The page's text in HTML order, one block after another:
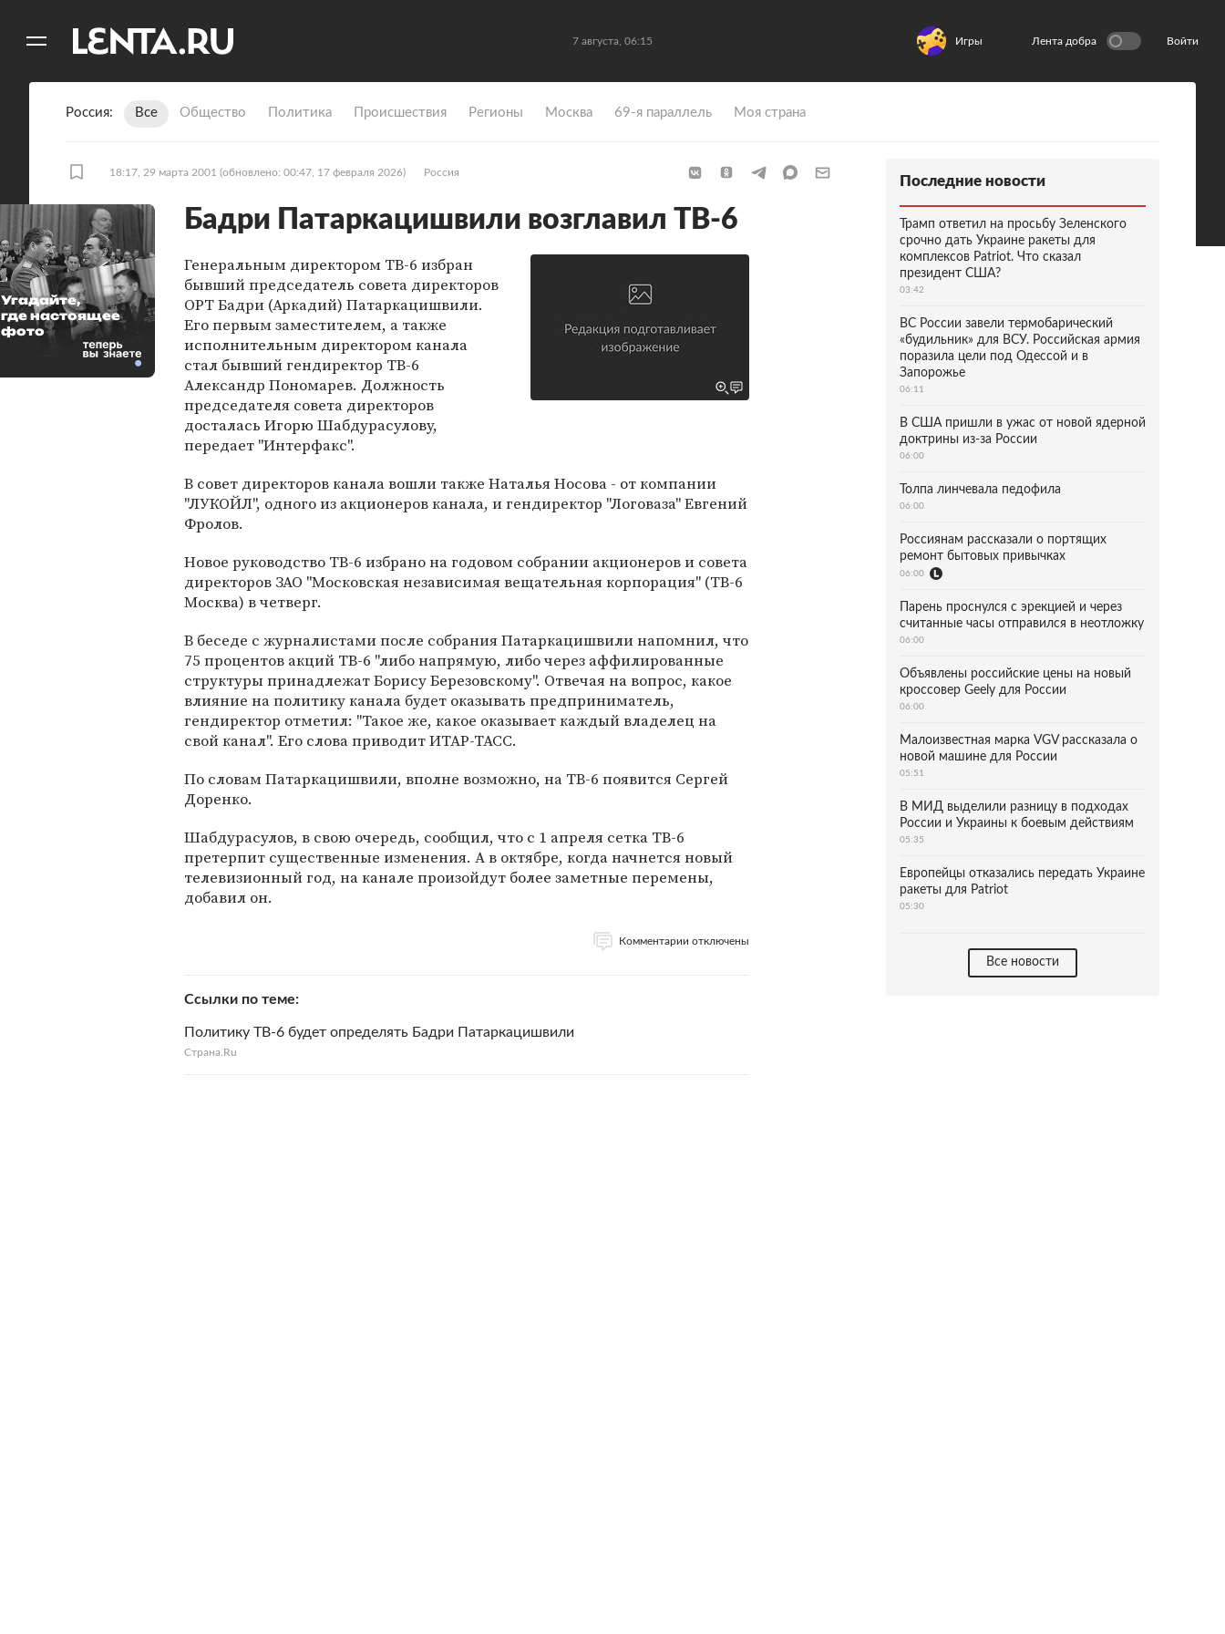
7 августа, 06:15 Игры Лента добра Войти
Россия Все Общество Политика Происшествия Регионы Москва 69-я параллель Моя страна
18:17, 29 марта 2001 (обновлено: 00:47, 17 февраля 2026) Россия
Бадри Патаркацишвили возглавил ТВ-6
Генеральным директором ТВ-6 избран
бывший председатель совета директоров
ОРТ Бадри (Аркадий) Патаркацишвили.
Его первым заместителем, а также
исполнительным директором канала
стал бывший гендиректор ТВ-6
Александр Пономарев. Должность
председателя совета директоров
досталась Игорю Шабдурасулову,
передает "Интерфакс".
В совет директоров канала вошли также Наталья Носова - от компании
"ЛУКОЙЛ", одного из акционеров канала, и гендиректор "Логоваза" Евгений
Фролов.
Новое руководство ТВ-6 избрано на годовом собрании акционеров и совета
директоров ЗАО "Московская независимая вещательная корпорация" (ТВ-6
Москва) в четверг.
В беседе с журналистами после собрания Патаркацишвили напомнил, что
75 процентов акций ТВ-6 "либо напрямую, либо через аффилированные
структуры принадлежат Борису Березовскому". Отвечая на вопрос, какое
влияние на политику канала будет оказывать предприниматель,
гендиректор отметил: "Такое же, какое оказывает каждый владелец на
свой канал". Его слова приводит ИТАР-ТАСС.
По словам Патаркацишвили, вполне возможно, на ТВ-6 появится Сергей
Доренко.
Шабдурасулов, в свою очередь, сообщил, что с 1 апреля сетка ТВ-6
претерпит существенные изменения. А в октябре, когда начнется новый
телевизионный год, на канале произойдут более заметные перемены,
добавил он.
Комментарии отключены
Ссылки по теме
Политику ТВ-6 будет определять Бадри Патаркацишвили
Cтрана.Ru
Угадайте,
где настоящее
фото
Последние новости
Трамп ответил на просьбу Зеленского
срочно дать Украине ракеты для
комплексов Patriot. Что сказал
президент США?
03:42
ВС России завели термобарический
«будильник» для ВСУ. Российская армия
поразила цели под Одессой и в
Запорожье
06:11
В США пришли в ужас от новой ядерной
доктрины из-за России
06:00
Толпа линчевала педофила
06:00
Россиянам рассказали о портящих
ремонт бытовых привычках
06:00
Парень проснулся с эрекцией и через
считанные часы отправился в неотложку
06:00
Объявлены российские цены на новый
кроссовер Geely для России
06:00
Малоизвестная марка VGV рассказала о
новой машине для России
05:51
В МИД выделили разницу в подходах
России и Украины к боевым действиям
05:35
Европейцы отказались передать Украине
ракеты для Patriot
05:30
Все новости